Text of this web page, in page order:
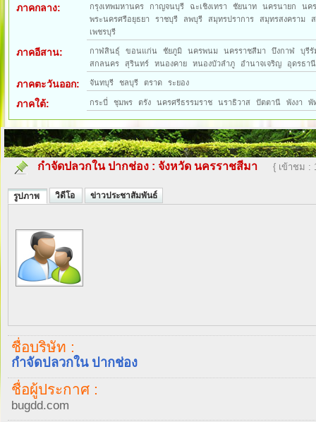
ภาคกลาง: กรุงเทพมหานคร กาญจนบุรี ฉะเชิงเทรา ชัยนาท นครนายก
นค
พระนครศรีอยุธยา
ราชบุรี ลพบุรี สมุทรปราการ สมุทรสงคราม
เพชรบุรี
ภาคอีสาน: กาฬสินธุ์ ขอนแก่น ชัยภูมิ นครพนม นครราชสีมา บึงกาฬ
บุรีรั
สกลนคร
สุรินทร์ หนองคาย หนองบัวลำภู อำนาจเจริญ อุดรธานี
ภาคตะวันออก: จันทบุรี ชลบุรี ตราด ระยอง
ภาคใต้: กระบี่ ชุมพร ตรัง นครศรีธรรมราช นราธิวาส ปัตตานี พังงา พั
กำจัดปลวกใน ปากช่อง : จังหวัด นครราชสีมา { เข้าชม :
รูปภาพ วิดีโอ ข่าวประชาสัมพันธ์
ชื่อบริษัท :
กำจัดปลวกใน ปากช่อง
ชื่อผู้ประกาศ :
bugdd.com